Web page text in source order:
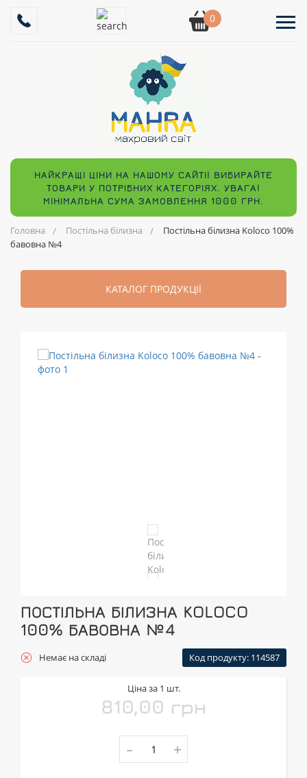
0
НАЙКРАЩІ ЦІНИ НА НАШОМУ САЙТІ! ВИБИРАЙТЕ
ТОВАРИ У ПОТРІБНИХ КАТЕГОРІЯХ. УВАГА!
МІНІМАЛЬНА СУМА ЗАМОВЛЕННЯ 1000 ГРН.
Головна Постільна білизна
Постільна білизна Koloco 100%
бавовна №4
КАТАЛОГ ПРОДУКЦІЇ
ПОСТІЛЬНА БІЛИЗНА KOLOCO
100% БАВОВНА №4
Немає на складі Код продукту: 114587
Ціна за 1 шт.
810,00 грн
- +